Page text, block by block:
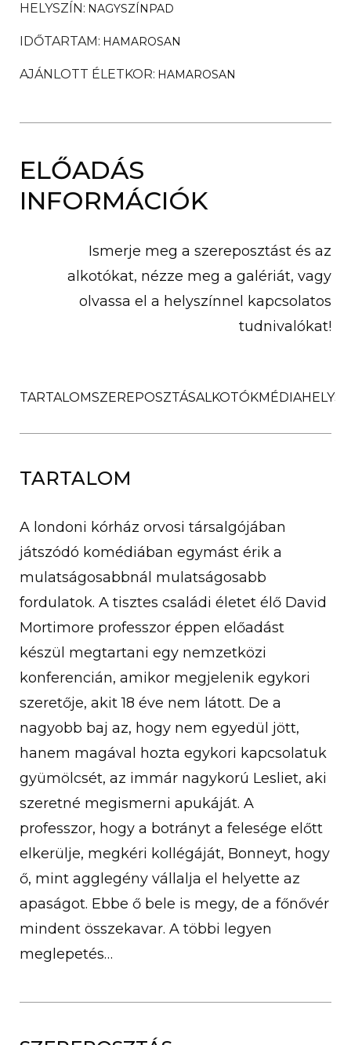
HELYSZÍN NAGYSZÍNPAD
IDŐTARTAM HAMAROSAN
AJÁNLOTT ÉLETKOR HAMAROSAN
ELŐADÁS
INFORMÁCIÓK
Ismerje meg a szereposztást és az
alkotókat, nézze meg a galériát, vagy
olvassa el a helyszínnel kapcsolatos
tudnivalókat!
TARTALOMSZEREPOSZTÁSALKOTÓKMÉDIA
TARTALOM
A londoni kórház orvosi társalgójában
játszódó komédiában egymást érik a
mulatságosabbnál mulatságosabb
fordulatok. A tisztes családi életet élő David
Mortimore professzor éppen előadást
készül megtartani egy nemzetközi
konferencián, amikor megjelenik egykori
szeretője, akit 18 éve nem látott. De a
nagyobb baj az, hogy nem egyedül jött,
hanem magával hozta egykori kapcsolatuk
gyümölcsét, az immár nagykorú Lesliet, aki
szeretné megismerni apukáját. A
professzor, hogy a botrányt a felesége előtt
elkerülje, megkéri kollégáját, Bonneyt, hogy
ő, mint agglegény vállalja el helyette az
apaságot. Ebbe ő bele is megy, de a főnővér
mindent összekavar. A többi legyen
meglepetés…